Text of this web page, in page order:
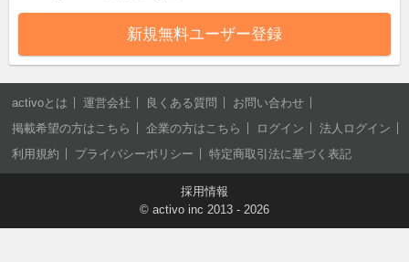
新規無料ユーザー登録
activoとは 運営会社 良くある質問
お問い合わせ
掲載希望の方はこちら
企業の方はこちら ログイン
法人ログイン
利用規約
プライバシーポリシー 特定商取引法に基づく表記
採用情報
© activo inc 2013 - 2026